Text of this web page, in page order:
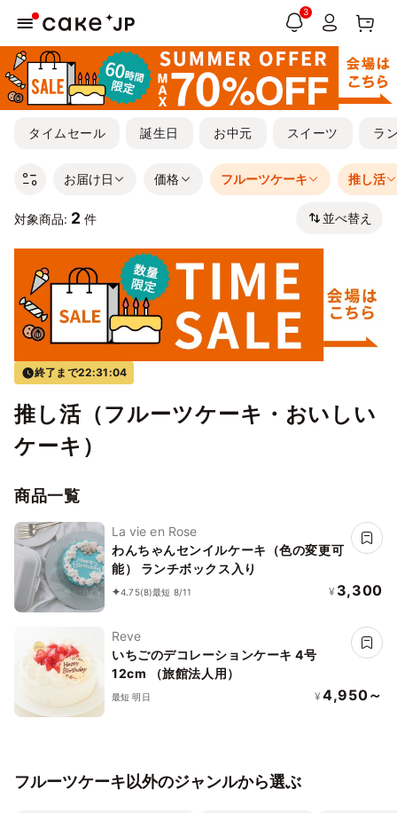
3
タイムセール 誕生日 お中元 スイーツ ラ
お届け日 価格 フルーツケーキ 推し活
対象商品: 2 件 並べ替え
終了まで22:31:04
推し活（フルーツケーキ・おいしい
ケーキ）
商品一覧
La vie en Rose
わんちゃんセンイルケーキ（色の変更可
能） ランチボックス入り
4.75(8)最短 8/11 ¥ 3,300
Reve
いちごのデコレーションケーキ 4号
12cm （旅館法人用）
最短 明日 ¥ 4,950～
フルーツケーキ以外のジャンルから選ぶ